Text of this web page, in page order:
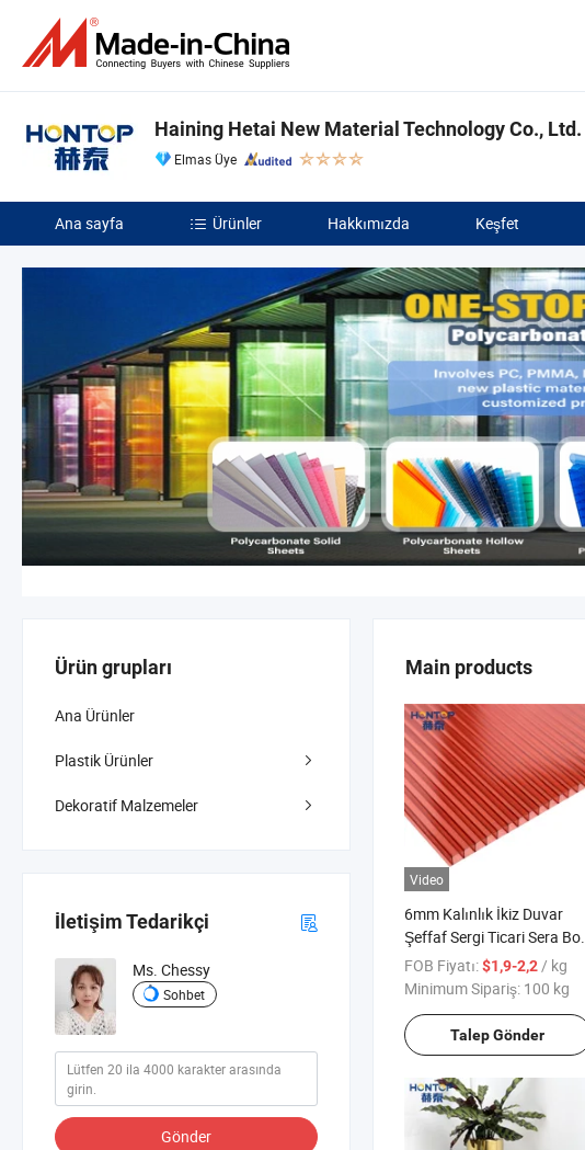
Haining Hetai New Material Technology Co., Ltd.
Elmas Üye
Ana sayfa Ürünler Hakkımızda Keşfet
Main products
Video
6mm Kalınlık İkiz Duvar
Şeffaf Sergi Ticari Sera Boş
Polikarbonat Levhalar
FOB Fiyatı:$1,9-2,2 / kg
Minimum Sipariş: 100 kg
Talep Gönder
Ürün grupları
Ana Ürünler
Plastik Ürünler
Dekoratif Malzemeler
İletişim Tedarikçi
Ms. Chessy
Sohbet
Gönder